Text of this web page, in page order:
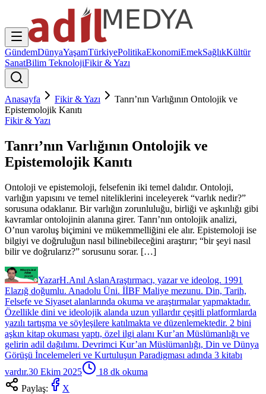
GündemDünyaYaşamTürkiyePolitikaEkonomiEmekSağlıkKültür
SanatBilim TeknolojiFikir & Yazı
Anasayfa Fikir & Yazı
Tanrı’nın Varlığının Ontolojik ve
Epistemolojik Kanıtı
Fikir & Yazı
Tanrı’nın Varlığının Ontolojik ve
Epistemolojik Kanıtı
Ontoloji ve epistemoloji, felsefenin iki temel dalıdır. Ontoloji,
varlığın yapısını ve temel niteliklerini inceleyerek “varlık nedir?”
sorusuna odaklanır. Bir varlığın zorunluluğu, birliği ve aşkınlığı gibi
kavramlar ontolojinin alanına girer. Tanrı’nın ontolojik analizi,
O’nun varoluş biçimini ve mükemmelliğini ele alır. Epistemoloji ise
bilgiyi ve doğruluğun nasıl bilinebileceğini araştırır; “bir şeyi nasıl
bilir ve doğrularız?” sorusunu sorar. […]
YazarH.Anıl AslanAraştırmacı, yazar ve ideolog. 1991
Elazığ doğumlu. Anadolu Üni. İİBF Maliye mezunu. Din, Tarih,
Felsefe ve Siyaset alanlarında okuma ve araştırmalar yapmaktadır.
Özellikle dini ve ideolojik alanda uzun yıllardır çeşitli platformlarda
yazılı tartışma ve söyleşilere katılmakta ve düzenlemektedir. 2 bini
aşkın kitap okuması yaptı, özel ilgi alanı Kur’an Müslümanlığı ve
gelirin adil dağılımı. Devrimci Kur’an Müslümanlığı, Din ve Dünya
Görüşü İncelemeleri ve Kurtuluşun Paradigması adında 3 kitabı
vardır.30 Ekim 2025 18 dk okuma
Paylaş:
X